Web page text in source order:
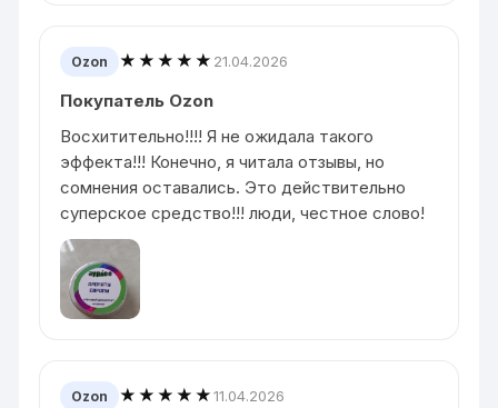
Ozon ★★★★★ 21.04.2026
Покупатель Ozon
Восхитительно!!!! Я не ожидала такого
эффекта!!! Конечно, я читала отзывы, но
сомнения оставались. Это действительно
суперское средство!!! люди, честное слово!
Ozon ★★★★★11.04.2026